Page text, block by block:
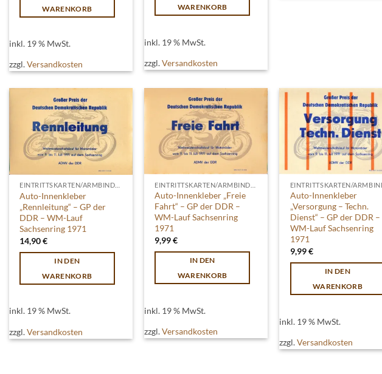
WARENKORB
inkl. 19 % MwSt.
zzgl.Versandkosten
WARENKORB
inkl. 19 % MwSt.
zzgl.Versandkosten
Auto-Innenkleber
„Rennleitung“ – GP der
DDR – WM-Lauf
Sachsenring 1971
14,90€
IN DEN
WARENKORB
inkl. 19 % MwSt.
zzgl.Versandkosten
Auto-Innenkleber „Freie
Fahrt“ – GP der DDR –
WM-Lauf Sachsenring
1971
9,99€
IN DEN
WARENKORB
inkl. 19 % MwSt.
zzgl.Versandkosten
Auto-Innenkleber
„Versorgung – Techn.
Dienst“ – GP der DDR –
WM-Lauf Sachsenring
1971
9,99€
IN DEN
WARENKORB
inkl. 19 % MwSt.
zzgl.Versandkosten